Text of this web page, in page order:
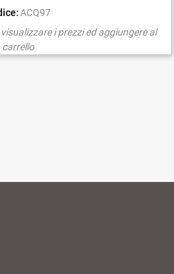
ACQ97
i prezzi ed aggiungere al
carrello